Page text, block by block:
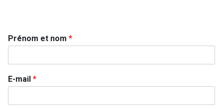
Prénom et nom *
E-mail *